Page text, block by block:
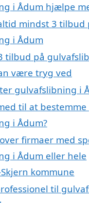
i Ådum hjælpe
mindst 3 tilbud
i Ådum
tilbud på
være tryg ved
gulvafslibning i
til at
i Ådum?
firmaer med
i Ådum eller hele
kommune
til